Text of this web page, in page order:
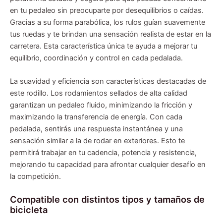
en tu pedaleo sin preocuparte por desequilibrios o caídas.
Gracias a su forma parabólica, los rulos guían suavemente
tus ruedas y te brindan una sensación realista de estar en la
carretera. Esta característica única te ayuda a mejorar tu
equilibrio, coordinación y control en cada pedalada.
La suavidad y eficiencia son características destacadas de
este rodillo. Los rodamientos sellados de alta calidad
garantizan un pedaleo fluido, minimizando la fricción y
maximizando la transferencia de energía. Con cada
pedalada, sentirás una respuesta instantánea y una
sensación similar a la de rodar en exteriores. Esto te
permitirá trabajar en tu cadencia, potencia y resistencia,
mejorando tu capacidad para afrontar cualquier desafío en
la competición.
Compatible con distintos tipos y tamaños de
bicicleta